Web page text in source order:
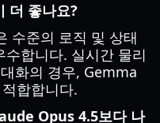
더 좋나요?
수준의 로직 및 상태
합니다. 실시간 물리
화의 경우, Gemma
합합니다.
Opus 4.5보다 나